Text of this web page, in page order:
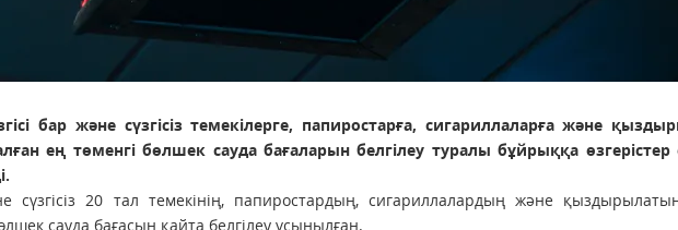
бар және сүзгісіз темекілерге, папиростарға, сигариллаларға және
ең төменгі бөлшек сауда бағаларын белгілеу туралы бұйрыққа өзгерістер
сүзгісіз 20 тал темекінің, папиростардың, сигариллалардың және
сауда бағасын қайта белгілеу ұсынылған.